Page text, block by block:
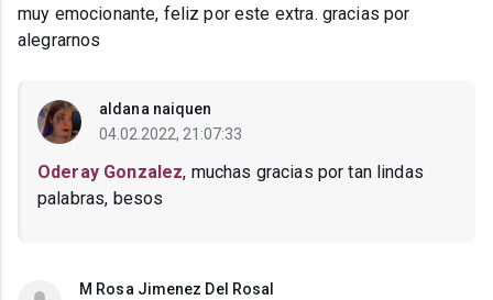
muy emocionante, feliz por este extra. gracias por
alegrarnos
aldana naiquen
04.02.2022, 21:07:33
Oderay Gonzalez, muchas gracias por tan lindas
palabras, besos
M Rosa Jimenez Del Rosal